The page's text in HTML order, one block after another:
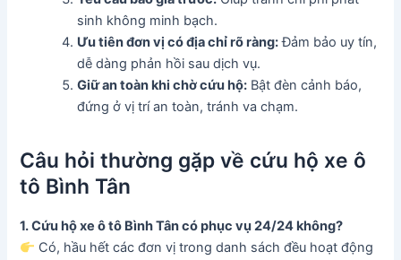
sinh không minh bạch.
Ưu tiên đơn vị có địa chỉ rõ ràng:Đảm bảo uy tín,
dễ dàng phản hồi sau dịch vụ.
Giữ an toàn khi chờ cứu hộ: Bật đèn cảnh báo,
đứng ở vị trí an toàn, tránh va chạm.
Câu hỏi thường gặp về cứu hộ xe ô
tô Bình Tân
1. Cứu hộ xe ô tô Bình Tân có phục vụ 24/24 không?
Có, hầu hết các đơn vị trong danh sách đều hoạt động